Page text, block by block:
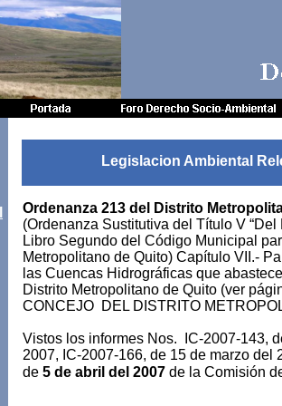
Legislacion Ambiental
Legislacion Ambiental
Ordenanza 213 del Distrito
(Ordenanza Sustitutiva del Título V “Del
Libro Segundo del Código Municipal
Metropolitano de Quito) Capítulo VII.-
las Cuencas Hidrográficas que
Distrito Metropolitano de Quito (ver
CONCEJO DEL DISTRITO
Vistos los informes Nos. IC-2007-143,
2007, IC-2007-166, de 15 de marzo del
de 5 de abril del 2007 de la Comisión